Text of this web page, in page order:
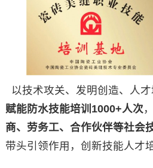
以技术攻关、发明创造、人才
赋能防水技能培训1000+人次
商、劳务工、合作伙伴等社会
带头引领作用，创新技能人才